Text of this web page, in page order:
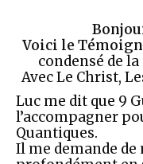
Voici le
condensé de la
Avec Le Christ,
Luc me dit que 9
l’accompagner
Quantiques.
Il me demande